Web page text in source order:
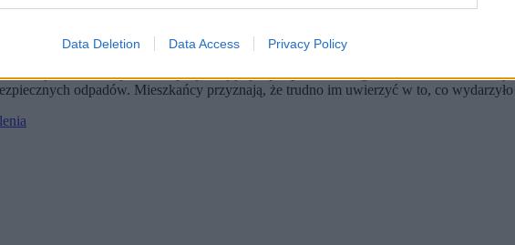
Data Deletion Data Access Privacy Policy
w rozmowie z Moniką Krześniak, reporterką Kanału Zero. Jak relacjonuje,
służb.
do 57-letniej lekarki specjalizującej się w patomorfologii. Kobieta została
odpadów. Mieszkańcy przyznają, że trudno im uwierzyć w to, co